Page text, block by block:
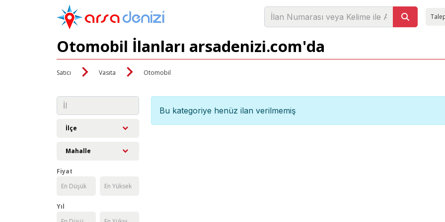
Otomobil İlanları arsadenizi.com'da
Satıcı Vasıta Otomobil
İlçe
Mahalle
Fiyat
Yıl
Bu kategoriye henüz ilan verilmemiş